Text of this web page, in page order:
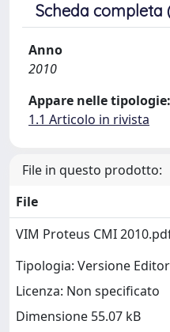
Scheda completa
Anno
2010
Appare nelle tipologie:
1.1 Articolo in rivista
File in questo prodotto:
File
VIM Proteus CMI
Tipologia: Versione
Licenza: Non specificato
Dimensione 55.07 kB